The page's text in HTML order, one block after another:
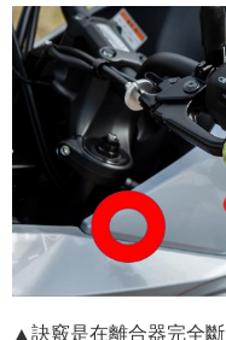
▲訣竅是在離合器完全